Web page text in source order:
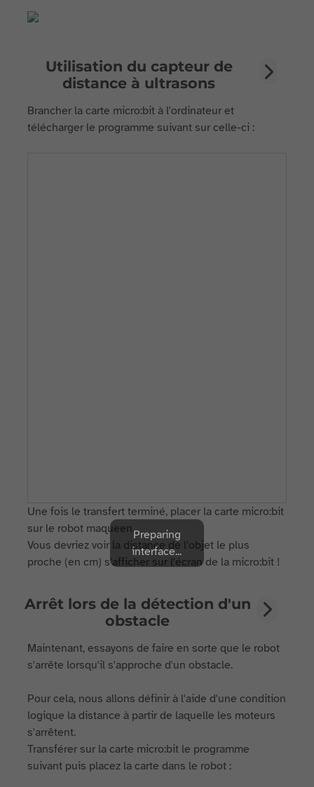
Utilisation du capteur de
distance à ultrasons
Brancher la carte micro:bit à l'ordinateur et
télécharger le programme suivant sur celle-ci :
Une fois le transfert terminé, placer la carte micro:bit
sur le robot maqueen.
Vous devriez voir la distance de l'objet le plus
proche (en cm) s'afficher sur l'écran de la micro:bit !
Arrêt lors de la détection d'un
obstacle
Maintenant, essayons de faire en sorte que le robot
s'arrête lorsqu'il s'approche d'un obstacle.
Pour cela, nous allons définir à l'aide d'une condition
logique la distance à partir de laquelle les moteurs
s'arrêtent.
Transférer sur la carte micro:bit le programme
suivant puis placez la carte dans le robot :
Preparing
interface...